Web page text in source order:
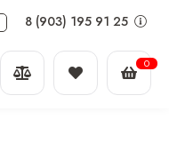
8 (903) 195 91 25
0